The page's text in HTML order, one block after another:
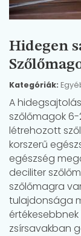
Hidegen
Kategóriák:
A
szőlőmagok
létrehozott
korszerű
egészség
deciliter
szőlőmagra
tulajdonsága
zsírsavakban